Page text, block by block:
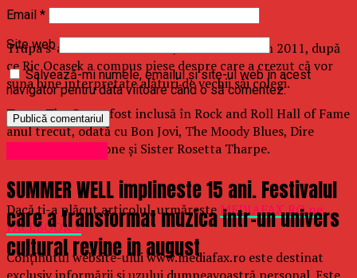
Trupa s-a destrămat în 1988, dar s-a reunit în 2011, după
ce Ric Ocasek a compus piese despre care a crezut că vor
suna bine interpretate alături de vechii săi colegi.
Trupa The Cars a fost inclusă în Rock and Roll Hall of Fame
anul trecut, odată cu Bon Jovi, The Moody Blues, Dire
Straits, Nina Simone şi Sister Rosetta Tharpe.
Dacă ţi-a plăcut articolul, urmăreşte MEDIAFAX.RO pe
FACEBOOK »
Conținutul website-ului www.mediafax.ro este destinat
Email *
Site web
Salvează-mi numele, emailul și site-ul web în acest
navigator pentru data viitoare când o să comentez.
SUMMER WELL implineste 15 ani. Festivalul
care a transformat muzica intr-un univers
cultural revine in august